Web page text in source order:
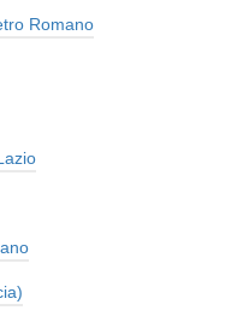
Romano